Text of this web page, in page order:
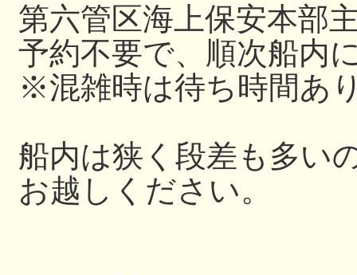
第六管区海上保安本部
予約不要で、順次船内
※混雑時は待ち時間あ
船内は狭く段差も多い
お越しください。